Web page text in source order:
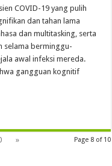
COVID-19 yang pulih
dan tahan lama
dan multitasking, serta
selama berminggu-
awal infeksi mereda.
gangguan kognitif
Page 8 of 10
»